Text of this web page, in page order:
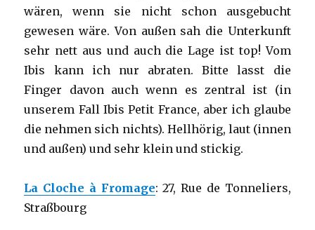
wären, wenn sie nicht schon ausgebucht
gewesen wäre. Von außen sah die Unterkunft
sehr nett aus und auch die Lage ist top! Vom
Ibis kann ich nur abraten. Bitte lasst die
Finger davon auch wenn es zentral ist (in
unserem Fall Ibis Petit France, aber ich glaube
die nehmen sich nichts). Hellhörig, laut (innen
und außen) und sehr klein und stickig.
La Cloche à Fromage: 27, Rue de Tonneliers,
Straßbourg